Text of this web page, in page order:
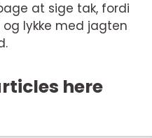
at sige tak, fordi
lykke med jagten
here